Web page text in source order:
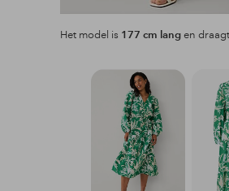
Het model is 177 cm langen